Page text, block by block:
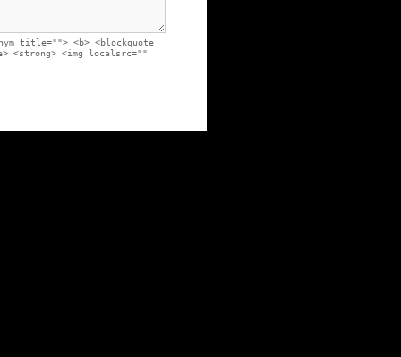
title=""> <b> <blockquote
<strong> <img localsrc=""